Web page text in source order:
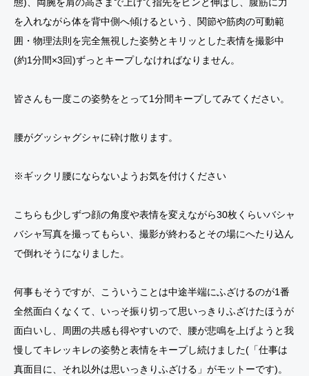
態)、両腕を肩の高さまで上げて指先をピンと伸ばし、腹筋に力
を入れながら体を背中側へ傾けるという、関節や筋肉の可動範
囲・物理法則を完全無視した姿勢とキリッとした表情を撮影中
(約1分間×3回)ずっとキープしなければなりません。
皆さんも一度この姿勢をとって1分間キープしてみてください。
腰がグッシャグシャに砕け散ります。
※ギックリ腰にならないようお気を付けください
こちらも少しずつ顔の角度や表情を変えながら30枚くらいバシャ
バシャ写真を撮ってもらい、撮影が終わるとその場にへたり込ん
で倒れそうになりました。
何事もそうですが、こういうことは中途半端にふざけるのが1番
全然面白くなくて、いっそ振り切って思いっきりふざけたほうが
面白いし、周囲の共感も得やすいので、腰が悲鳴を上げようと我
慢してキレッキレの姿勢と表情をキープし続けました(「仕事は
真面目に、それ以外は思いっきりふざける」がモットーです)。